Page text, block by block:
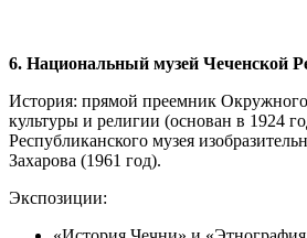
6. Национальный музей Чеченской
История: прямой преемник
культуры и религии (основан в 1924
Республиканского музея
Захарова (1961 год).
Экспозиции: